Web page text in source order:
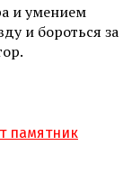
и умением
и бороться за
памятник